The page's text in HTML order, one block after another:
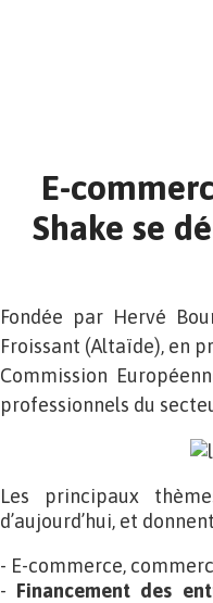
E-
Shake se
Fondée par Hervé
Froissant (Altaïde), en
Commission
professionnels du
Les principaux
d’aujourd’hui, et
- E-commerce,
- Financement des